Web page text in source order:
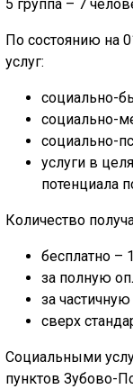
5 группа – 7
По состоянию на
услуг:
социально-
социально-
социально-
услуги в
потенциала
Количество
бесплатно –
за полную
за
сверх
Социальными
пунктов Зубово-